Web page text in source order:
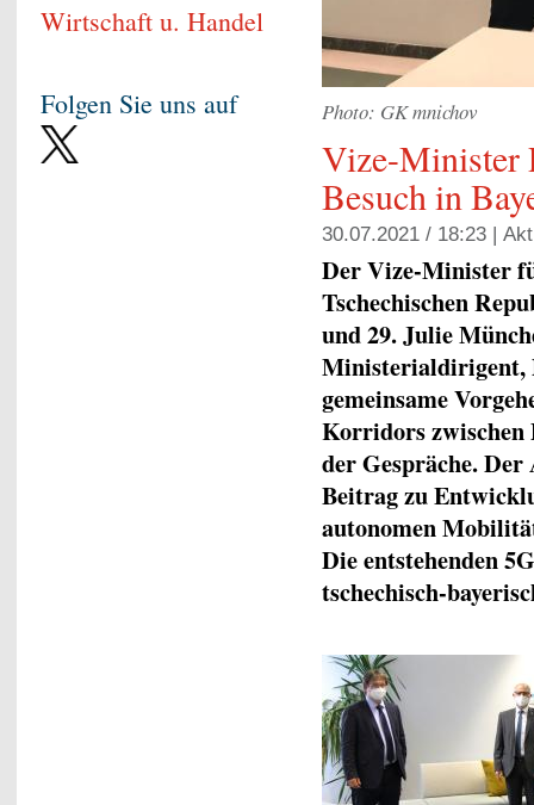
Photo: GK mnichov
Vize-Minister
Besuch in
30.07.2021 / 18:23 |
Der Vize-Minister
Tschechischen
und 29. Julie
Ministerialdirigent,
gemeinsame
Korridors zwischen
der Gespräche.
Beitrag zu
autonomen
Die entstehenden
tschechisch-
Wirtschaft u. Handel
Folgen Sie uns auf